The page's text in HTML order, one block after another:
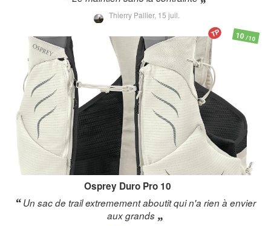
Thierry Pallier, 15 juil.
Osprey Duro Pro 10
Un sac de trail extremement aboutit qui n'a rien à envier
aux grands
10/10
TP